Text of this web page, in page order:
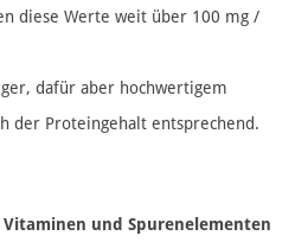
diese Werte weit über 100 mg /
dafür aber hochwertigem
der Proteingehalt entsprechend.
und Spurenelementen